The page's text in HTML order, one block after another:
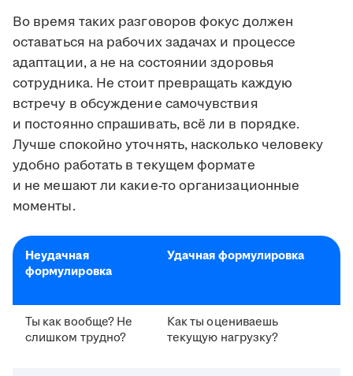
Во время таких разговоров фокус должен
оставаться на рабочих задачах и процессе
адаптации, а не на состоянии здоровья
сотрудника. Не стоит превращать каждую
встречу в обсуждение самочувствия
и постоянно спрашивать, всё ли в порядке.
Лучше спокойно уточнять, насколько человеку
удобно работать в текущем формате
и не мешают ли какие-то организационные
моменты.
Неудачная
формулировка
Удачная формулировка
Ты как вообще? Не
слишком трудно?
Как ты оцениваешь
текущую нагрузку?